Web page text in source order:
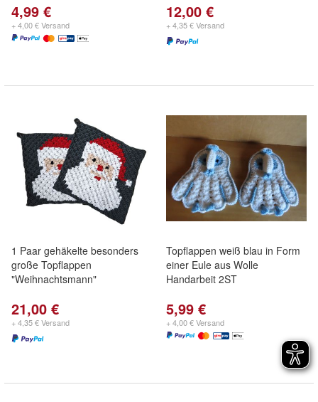
4,99 €
+ 4,00 € Versand
12,00 €
+ 4,35 € Versand
1 Paar gehäkelte besonders
große Topflappen
"Weihnachtsmann"
21,00 €
+ 4,35 € Versand
Topflappen weiß blau in Form
einer Eule aus Wolle
Handarbeit 2ST
5,99 €
+ 4,00 € Versand